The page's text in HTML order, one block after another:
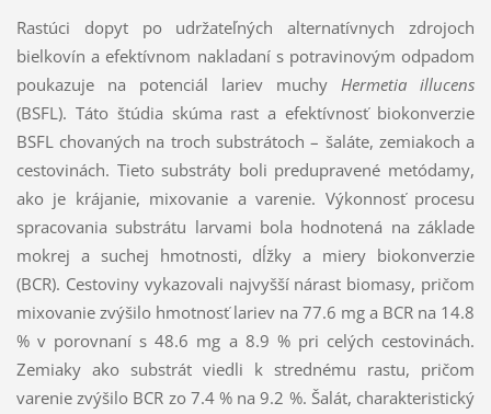
Rastúci dopyt po udržateľných alternatívnych zdrojoch
bielkovín a efektívnom nakladaní s potravinovým odpadom
poukazuje na potenciál lariev muchyHermetia illucens
(BSFL). Táto štúdia skúma rast a efektívnosť biokonverzie
BSFL chovaných na troch substrátoch – šaláte, zemiakoch a
cestovinách. Tieto substráty boli predupravené metódamy,
ako je krájanie, mixovanie a varenie. Výkonnosť procesu
spracovania substrátu larvami bola hodnotená na základe
mokrej a suchej hmotnosti, dĺžky a miery biokonverzie
(BCR). Cestoviny vykazovali najvyšší nárast biomasy, pričom
mixovanie zvýšilo hmotnosť lariev na 77.6 mg a BCR na 14.8
% v porovnaní s 48.6 mg a 8.9 % pri celých cestovinách.
Zemiaky ako substrát viedli k strednému rastu, pričom
varenie zvýšilo BCR zo 7.4 % na 9.2 %. Šalát, charakteristický